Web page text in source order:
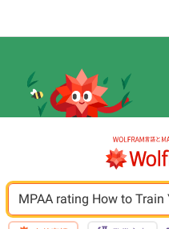
MPAA rating How to